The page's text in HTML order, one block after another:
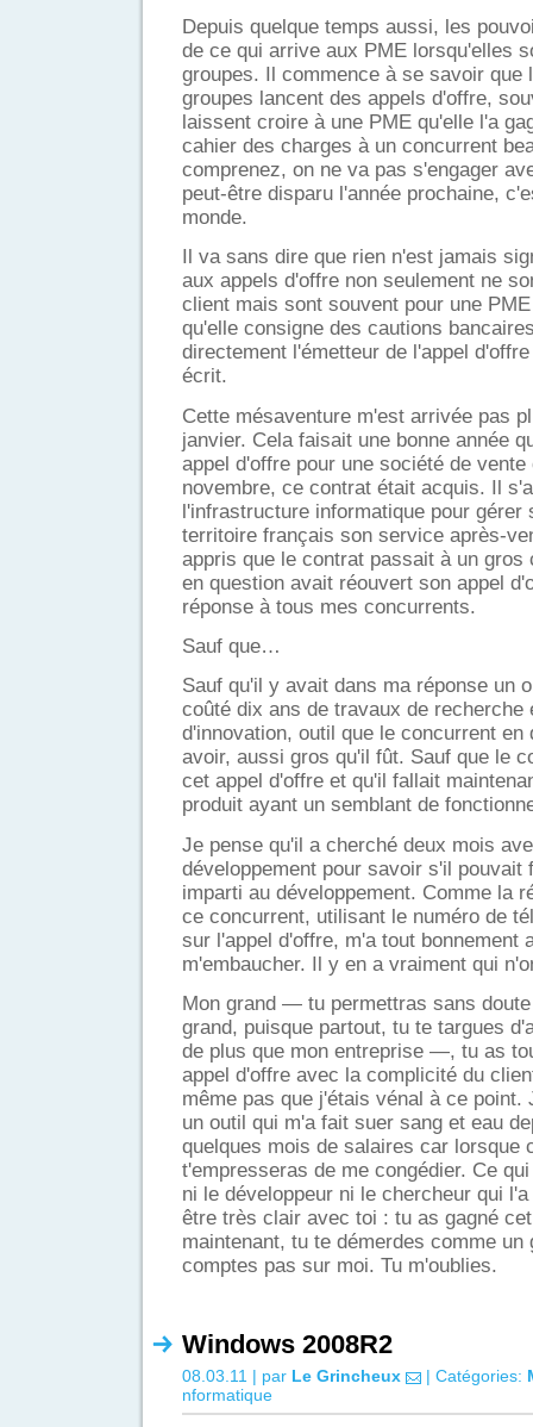
Depuis quelque temps aussi, les
de ce qui arrive aux PME lorsqu'elles
groupes. Il commence à se savoir que
groupes lancent des appels d'offre,
laissent croire à une PME qu'elle l'a
cahier des charges à un concurrent
comprenez, on ne va pas s'engager
peut-être disparu l'année prochaine,
monde.
Il va sans dire que rien n'est jamais
aux appels d'offre non seulement ne
client mais sont souvent pour une
qu'elle consigne des cautions
directement l'émetteur de l'appel
écrit.
Cette mésaventure m'est arrivée pas
janvier. Cela faisait une bonne année
appel d'offre pour une société de
novembre, ce contrat était acquis. Il
l'infrastructure informatique pour gérer
territoire français son service après-
appris que le contrat passait à un gros
en question avait réouvert son appel
réponse à tous mes concurrents.
Sauf que…
Sauf qu'il y avait dans ma réponse un
coûté dix ans de travaux de recherche
d'innovation, outil que le concurrent en
avoir, aussi gros qu'il fût. Sauf que le
cet appel d'offre et qu'il fallait
produit ayant un semblant de
Je pense qu'il a cherché deux mois
développement pour savoir s'il pouvait
imparti au développement. Comme la
ce concurrent, utilisant le numéro de
sur l'appel d'offre, m'a tout bonnement
m'embaucher. Il y en a vraiment qui
Mon grand — tu permettras sans
grand, puisque partout, tu te targues
de plus que mon entreprise —, tu as
appel d'offre avec la complicité du
même pas que j'étais vénal à ce point.
un outil qui m'a fait suer sang et eau
quelques mois de salaires car lorsque
t'empresseras de me congédier. Ce
ni le développeur ni le chercheur qui
être très clair avec toi : tu as gagné
maintenant, tu te démerdes comme
comptes pas sur moi. Tu m'oublies.
Windows 2008R2
08.03.11 | par Le Grincheux | Catégories:
nformatique